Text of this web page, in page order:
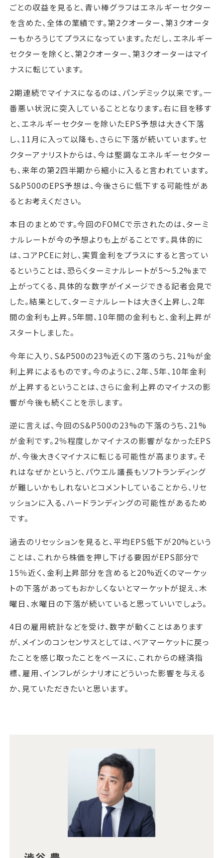
ごとの収益を見ると、青い棒グラフはエネルギーセクター
を含めた、全体の業績です。第2クオーター、第3クオータ
ーもかろうじてプラスになっています。ただし、エネルギー
セクターを除くと、第2クオーター、第3クオーターはマイ
ナスに転じています。
2期連続でマイナスになるのは、パンデミック以来です。一
番悪い状況に突入していることとなります。右に目を移す
と、エネルギーセクターを除いたEPS予想は大きく下落
し、11月に入って以降も、さらに下落が続いています。セ
クターアナリストからは、今は堅調なエネルギーセクター
も、来年の第2四半期から縮小に入ると言われています。
S&P500のEPS予想は、今後さらに低下する可能性があ
るとお考えください。
本日のまとめです。今回のFOMCで示されたのは、ターミ
ナルレートが今の予想よりも上がることです。具体的に
は、コアPCEに対し、実質金利をプラスにすると言ってい
るということは、恐らくターミナルレートが5～5.2%まで
上がってくる、具体的な数字がイメージできる記者会見で
した。結果として、ターミナルレートは大きく上昇し、2年
間の金利も上昇。5年間、10年間の金利もと、金利上昇が
スタートしました。
今年に入り、S&P500の23%近くの下落のうち、21%が金
利上昇によるものです。今のように、2年、5年、10年金利
が上昇するということは、さらに金利上昇のマイナスの影
響が今後も続くことを示します。
逆に言えば、今回のS&P500の23%の下落のうち、21%
が金利です。2％程度しかマイナスの影響がなかったEPS
が、今後大きくマイナスに転じる可能性が高まります。そ
れはなぜかというと、パウエル議長もソフトランディング
が難しいかもしれないとコメントしていることから、リセ
ッションに入る、ハードランディングの可能性があるため
です。
過去のリセッションを見ると、平均EPS低下が20%という
ことは、これから株価を押し下げる要因がEPS部分で
15％近く、金利上昇部分を含めると20%近くのマーケッ
トの下落があってもおかしくないとマーケットが捉え、木
曜日、水曜日の下落が続いていると思っていいでしょう。
4日の雇用統計などを受け、数字が動くことはあります
が、メインのコンセンサスとしては、ベアマーケットに戻っ
たことを感じ取ったことをベースに、これからの経済指
標、雇用、インフレがシナリオにどういった影響を与える
か、見ていただきたいと思います。